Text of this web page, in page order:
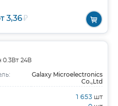
3,36₽
0.3Вт 24В
Galaxy Microelectronics
Co.,Ltd
1 653 шт